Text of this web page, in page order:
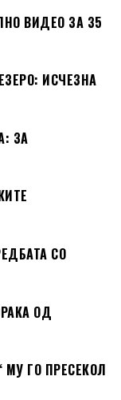
ВИДЕО ЗА 35
ИСЧЕЗНА
ЗА
СО
ОД
МУ ГО ПРЕСЕКОЛ